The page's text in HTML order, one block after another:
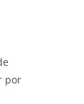
por